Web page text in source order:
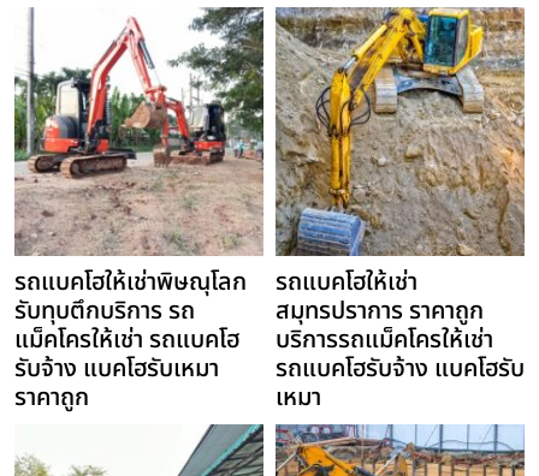
รถแบคโฮให้เช่าพิษณุโลก
รับทุบตึกบริการ รถ
แม็คโครให้เช่า รถแบคโฮ
รับจ้าง แบคโฮรับเหมา
ราคาถูก
รถแบคโฮให้เช่า
สมุทรปราการ ราคาถูก
บริการรถแม็คโครให้เช่า
รถแบคโฮรับจ้าง แบคโฮรับ
เหมา